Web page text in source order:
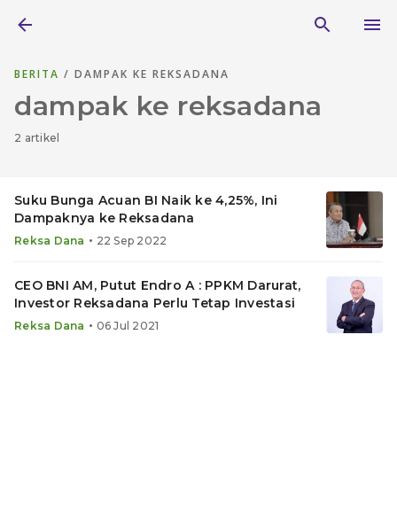
BERITA / DAMPAK KE REKSADANA
dampak ke reksadana
2 artikel
Suku Bunga Acuan BI Naik ke 4,25%, Ini
Dampaknya ke Reksadana
Reksa Dana • 22 Sep 2022
CEO BNI AM, Putut Endro A : PPKM Darurat,
Investor Reksadana Perlu Tetap Investasi
Reksa Dana • 06 Jul 2021